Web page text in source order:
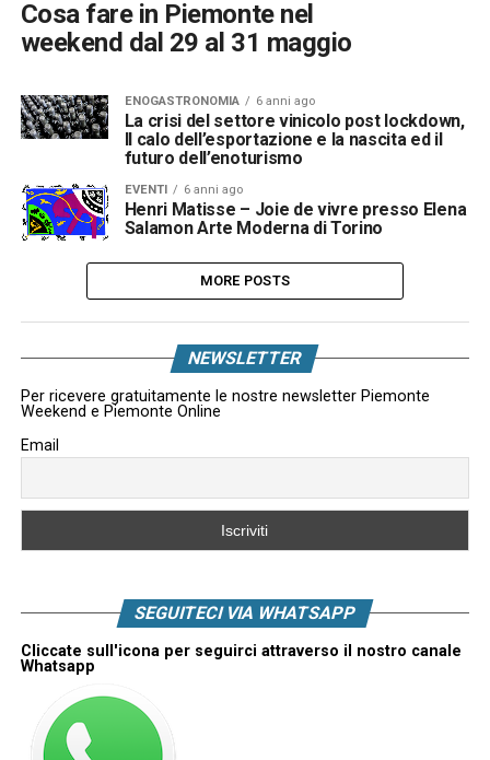
Cosa fare in Piemonte nel
weekend dal 29 al 31 maggio
ENOGASTRONOMIA 6 anni ago
La crisi del settore vinicolo post lockdown,
Il calo dell’esportazione e la nascita ed il
futuro dell’enoturismo
EVENTI 6 anni ago
Henri Matisse – Joie de vivre presso Elena
Salamon Arte Moderna di Torino
MORE POSTS
NEWSLETTER
Per ricevere gratuitamente le nostre newsletter Piemonte
Weekend e Piemonte Online
Email
SEGUITECI VIA WHATSAPP
Cliccate sull'icona per seguirci attraverso il nostro canale
Whatsapp